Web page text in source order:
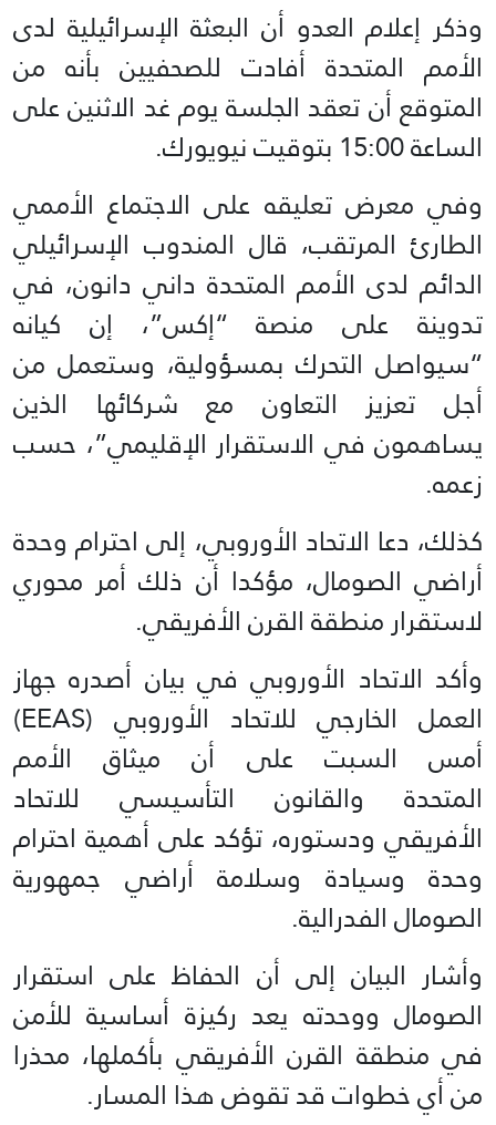
وذكر إعلام العدو أن البعثة الإسرائيلية لدى
الأمم المتحدة أفادت للصحفيين بأنه من
المتوقع أن تعقد الجلسة يوم غد الاثنين على
الساعة 15:00 بتوقيت نيويورك.
وفي معرض تعليقه على الاجتماع الأممي
الطارئ المرتقب، قال المندوب الإسرائيلي
الدائم لدى الأمم المتحدة داني دانون، في
تدوينة على منصة “إكس”، إن كيانه
“سيواصل التحرك بمسؤولية، وستعمل من
أجل تعزيز التعاون مع شركائها الذين
يساهمون في الاستقرار الإقليمي”، حسب
زعمه.
كذلك، دعا الاتحاد الأوروبي، إلى احترام وحدة
أراضي الصومال، مؤكدا أن ذلك أمر محوري
لاستقرار منطقة القرن الأفريقي.
وأكد الاتحاد الأوروبي في بيان أصدره جهاز
العمل الخارجي للاتحاد الأوروبي (EEAS)
أمس السبت على أن ميثاق الأمم
المتحدة والقانون التأسيسي للاتحاد
الأفريقي ودستوره، تؤكد على أهمية احترام
وحدة وسيادة وسلامة أراضي جمهورية
الصومال الفدرالية.
وأشار البيان إلى أن الحفاظ على استقرار
الصومال ووحدته يعد ركيزة أساسية للأمن
في منطقة القرن الأفريقي بأكملها، محذرا
من أي خطوات قد تقوض هذا المسار.